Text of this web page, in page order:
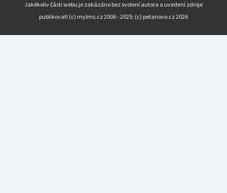
Jakékoliv části webu je zakázáno bez svolení autora a uvedení zdroje
publikovat! (c) mylms.cz 2006 - 2025; (c) petanovo.cz 2026